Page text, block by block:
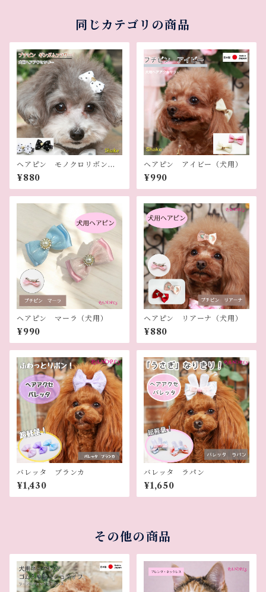
同じカテゴリの商品
ヘアピン モノクロリボン
（犬用）
¥880
ヘアピン アイビー（犬用）
¥990
ヘアピン マーラ（犬用）
¥990
ヘアピン リアーナ（犬用）
¥880
バレッタ ブランカ
¥1,430
バレッタ ラパン
¥1,650
その他の商品